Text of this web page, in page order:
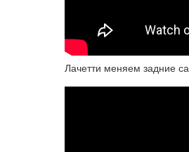
Лачетти меняем задние